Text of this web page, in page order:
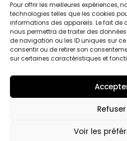
Pour offrir les meilleures expériences,
technologies telles que les cookies
informations des appareils. Le fait de
nous permettra de traiter des
de navigation ou les ID uniques sur ce
consentir ou de retirer son
sur certaines caractéristiques et
Refuser
Voir les
J'accepte de recevoir des
marketing de ASB France.